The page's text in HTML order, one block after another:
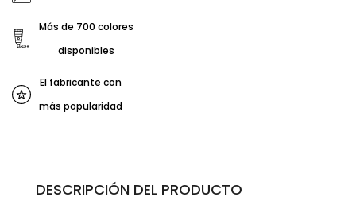
Más de 700 colores
disponibles
El fabricante con
más popularidad
DESCRIPCIÓN DEL PRODUCTO